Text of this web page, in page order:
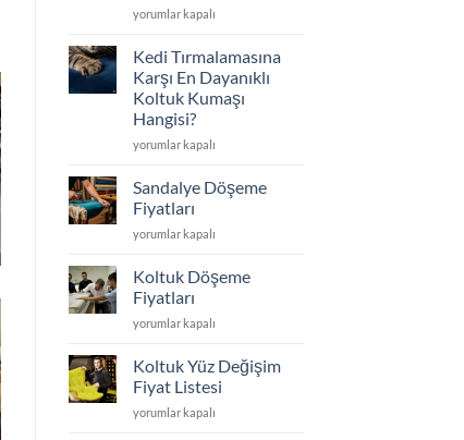
Bütçenizi
için
Kedilerin
Koltuk
Nasıl
Yenilenir?
Yüz
Değişimi
Dayanıklı
Kumaş
Seçimi
için
yorumlar kapalı
Kedi Tırmalamasına
Karşı En Dayanıklı
Koltuk Kumaşı
Hangisi?
Kedi
Karşı
Dayanıklı
Koltuk
Hangisi?
için
yorumlar kapalı
Sandalye Döşeme
Fiyatları
Sandalye
Fiyatları
yorumlar kapalı
Koltuk Döşeme
Fiyatları
Koltuk
Fiyatları
yorumlar kapalı
Koltuk Yüz Değişim
Fiyat Listesi
Koltuk
yorumlar kapalı